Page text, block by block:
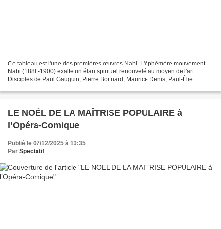
Ce tableau est l'une des premières œuvres Nabi. L'éphémère mouvement
Nabi (1888-1900) exalte un élan spirituel renouvelé au moyen de l'art.
Disciples de Paul Gauguin, Pierre Bonnard, Maurice Denis, Paul-Élie
LE NOËL DE LA MAÎTRISE POPULAIRE à
l’Opéra-Comique
Publié le 07/12/2025 à 10:35
Par Spectatif